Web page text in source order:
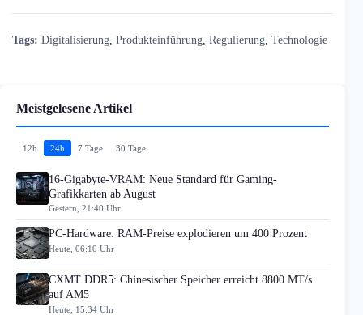
Tags: Digitalisierung Produkteinführung Regulierung Technologie
Meistgelesene Artikel
12h 24h 7 Tage 30 Tage
16-Gigabyte-VRAM: Neue Standard für Gaming-
Grafikkarten ab August
Gestern, 21:40 Uhr
PC-Hardware: RAM-Preise explodieren um 400 Prozent
Heute, 06:10 Uhr
CXMT DDR5: Chinesischer Speicher erreicht 8800 MT/s
auf AM5
Heute, 15:34 Uhr